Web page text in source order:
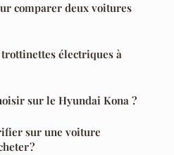
comparer deux voitures
électriques à
sur le Hyundai Kona ?
sur une voiture
?